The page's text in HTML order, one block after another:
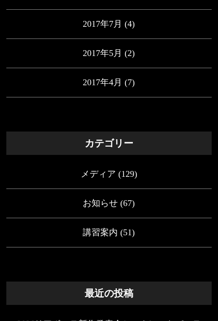
2017年7月 (4)
2017年5月 (2)
2017年4月 (7)
カテゴリー
メディア (129)
お知らせ (67)
講習案内 (51)
最近の投稿